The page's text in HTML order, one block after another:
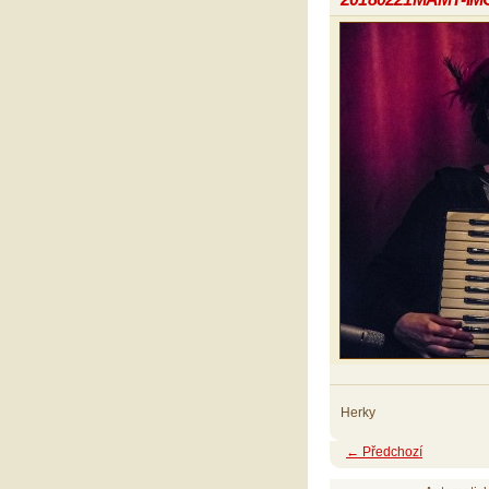
Herky
← Předchozí